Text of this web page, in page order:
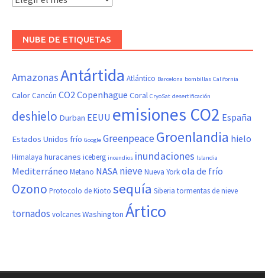
NUBE DE ETIQUETAS
AmazonasAntártida Atlántico Barcelona bombillas California
Calor Cancún CO2Copenhague Coral CryoSat desertificación
deshielo Durban EEUU emisiones CO2 España
Estados Unidos frío Google GreenpeaceGroenlandia hielo
Himalaya huracanes iceberg incendios inundaciones Islandia
Mediterráneo Metano NASA nieveNueva Yorkola de frío
Ozono Protocolo de Kioto sequía Siberia tormentas de nieve
tornados volcanesWashington Ártico